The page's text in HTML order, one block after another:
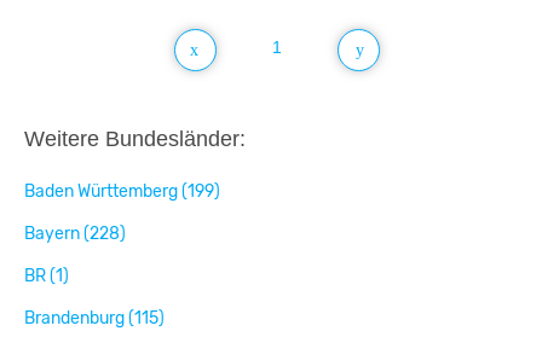
1
Weitere Bundesländer:
Baden Württemberg (199)
Bayern (228)
BR (1)
Brandenburg (115)